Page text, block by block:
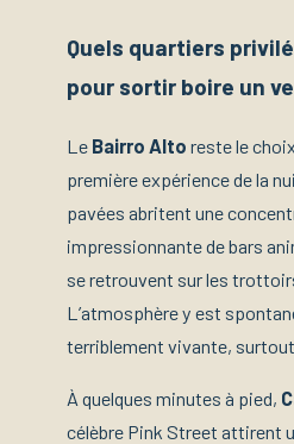
Quels quartiers
pour sortir boire un
Le Bairro Alto reste le
première expérience de la
pavées abritent une
impressionnante de bars
se retrouvent sur les
L’atmosphère y est
terriblement vivante, surtout
À quelques minutes à pied,
célèbre Pink Street attirent